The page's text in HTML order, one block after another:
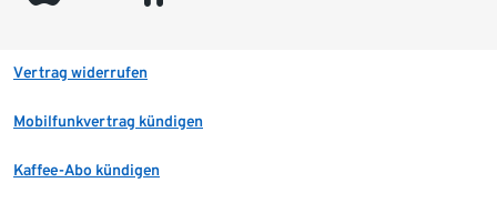
Vertrag widerrufen
Mobilfunkvertrag kündigen
Kaffee-Abo kündigen